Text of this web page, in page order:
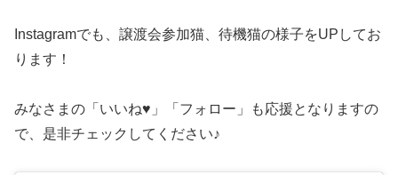
Instagramでも、譲渡会参加猫、待機猫の様子をUPしてお
ります！
みなさまの「いいね♥」「フォロー」も応援となりますの
で、是非チェックしてください♪